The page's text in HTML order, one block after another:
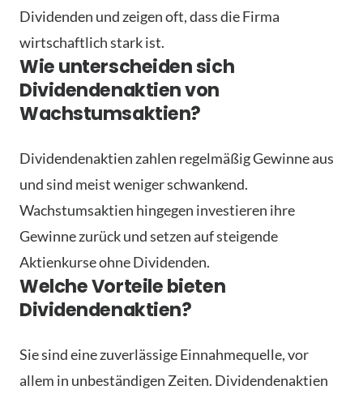
Dividenden und zeigen oft, dass die Firma
wirtschaftlich stark ist.
Wie unterscheiden sich
Dividendenaktien von
Wachstumsaktien?
Dividendenaktien zahlen regelmäßig Gewinne aus
und sind meist weniger schwankend.
Wachstumsaktien hingegen investieren ihre
Gewinne zurück und setzen auf steigende
Aktienkurse ohne Dividenden.
Welche Vorteile bieten
Dividendenaktien?
Sie sind eine zuverlässige Einnahmequelle, vor
allem in unbeständigen Zeiten. Dividendenaktien